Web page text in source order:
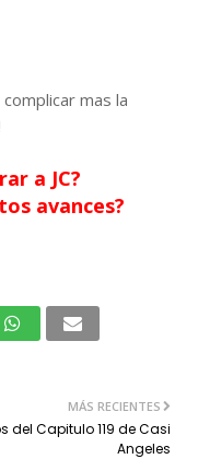
mas la
a JC?
avances?
MÁS RECIENTES
del Capitulo 119 de Casi
Angeles